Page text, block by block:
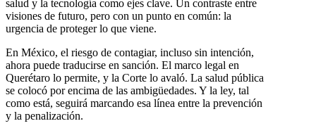
salud y la tecnología como ejes clave. Un contraste entre
visiones de futuro, pero con un punto en común: la
urgencia de proteger lo que viene.
En México, el riesgo de contagiar, incluso sin intención,
ahora puede traducirse en sanción. El marco legal en
Querétaro lo permite, y la Corte lo avaló. La salud pública
se colocó por encima de las ambigüedades. Y la ley, tal
como está, seguirá marcando esa línea entre la prevención
y la penalización.